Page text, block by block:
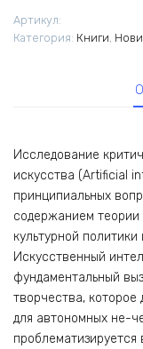
искусство
Артикул:
Категория: Книги
Исследование
искусства (Artificial
принципиальных
содержанием теории
культурной
Искусственный
фундаментальный
творчества,
для автономных не-
проблематизируется